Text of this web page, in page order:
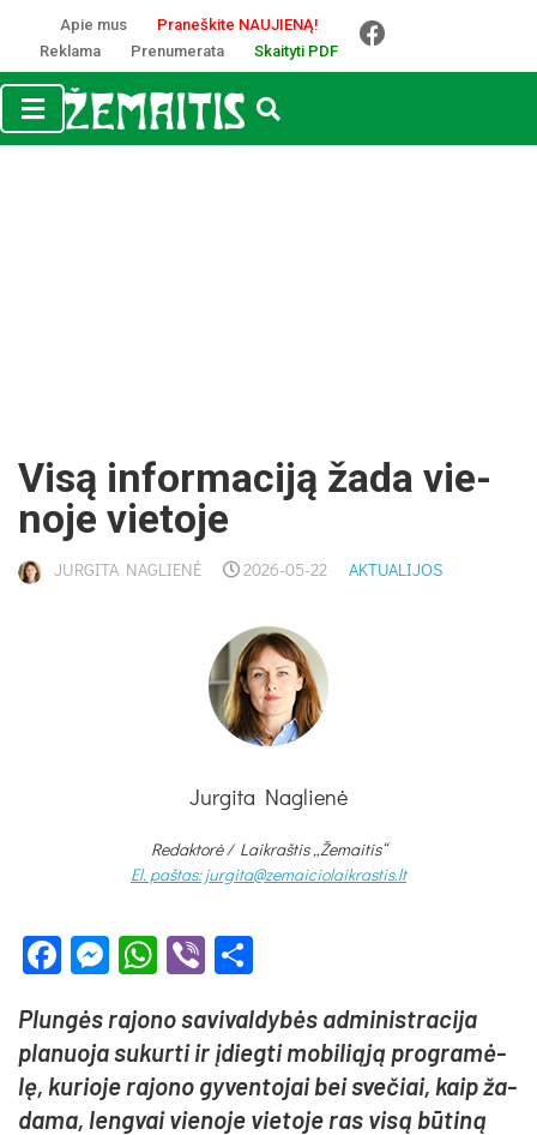
Apie mus
Praneškite NAUJIENĄ!
Reklama
Prenumerata Skaityti PDF
Vi­są in­for­ma­ci­ją ža­da vie­
no­je vie­to­je
JURGITA NAGLIENĖ 2026-05-22 AKTUALIJOS
Jurgita Naglienė
Redaktorė / Laikraštis „Žemaitis“
El. paštas: jurgita@zemaiciolaikrastis.lt
Facebook
Messenger
WhatsApp
Viber
Plun­gės ra­jo­no sa­vi­val­dy­bės ad­mi­nist­ra­ci­ja
pla­nuo­ja su­kur­ti ir įdieg­ti mo­bi­lią­ją pro­gra­mė­
lę, ku­rio­je ra­jo­no gy­ven­to­jai bei sve­čiai, kaip ža­
da­ma, leng­vai vie­no­je vie­to­je ras vi­są bū­ti­ną